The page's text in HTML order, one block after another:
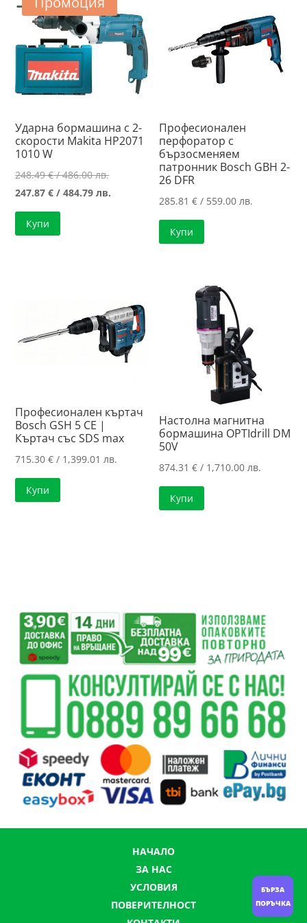
Ударна бормашина с 2-
скорости Makita HP2071
1010 W
248.49€/ 486.00 лв.Original
price
247.87€ / 484.79 лв.
Купи
Професионален
перфоратор с
бързосменяем
патронник Bosch GBH 2-
26 DFR
285.81€ / 559.00 лв.
Купи
Професионален къртач
Bosch GSH 5 CE |
Къртач със SDS max
715.30€ / 1,399.01 лв.
Купи
Настолна магнитна
бормашина OPTIdrill DM
50V
874.31€ / 1,710.00 лв.
Купи
НАЧАЛО
ЗА НАС
УСЛОВИЯ
ПОВЕРИТЕЛНОСТ
БЪРЗА
ПОРЪЧКА